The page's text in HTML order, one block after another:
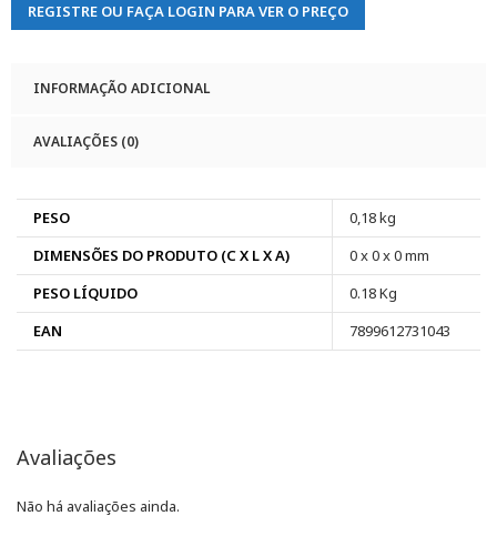
REGISTRE OU FAÇA LOGIN PARA VER O PREÇO
INFORMAÇÃO ADICIONAL
AVALIAÇÕES (0)
PESO
0,18 kg
DIMENSÕES DO PRODUTO (C X L X A)
0 x 0 x 0 mm
PESO LÍQUIDO
0.18 Kg
EAN
7899612731043
Avaliações
Não há avaliações ainda.